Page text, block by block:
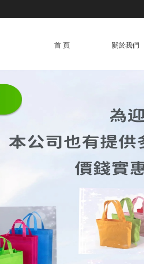
首 頁 關於我們